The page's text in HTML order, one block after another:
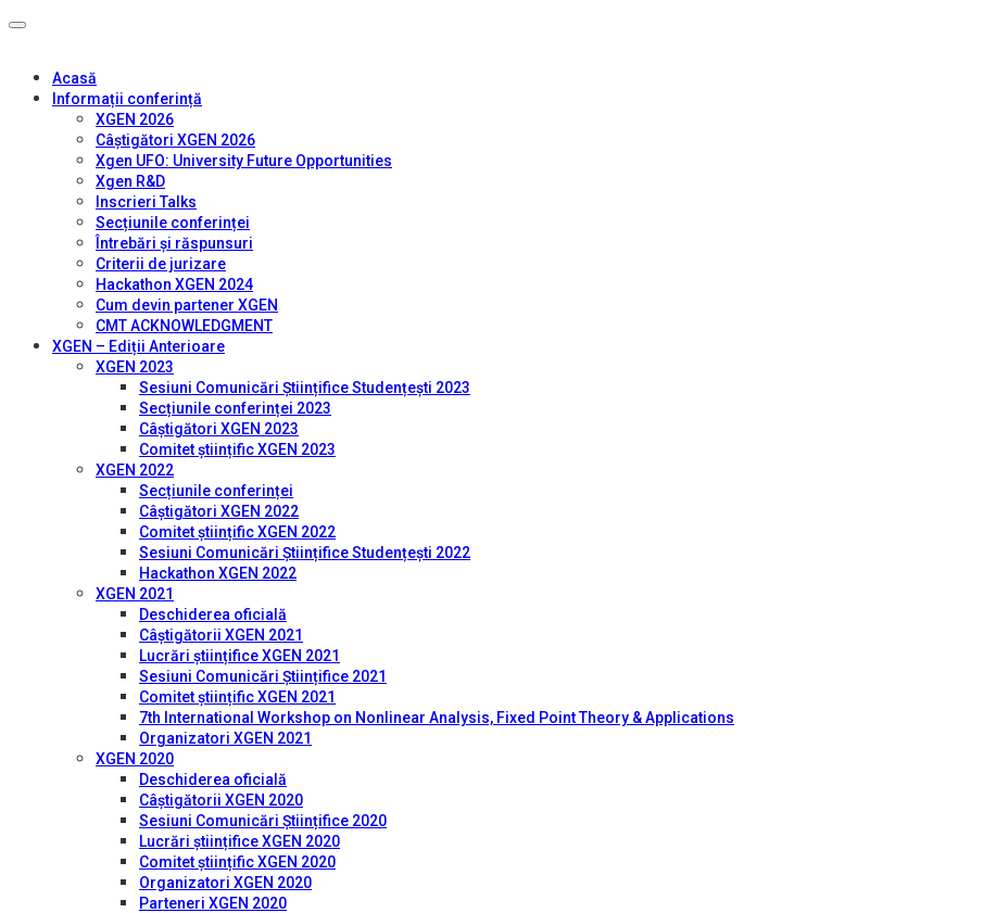
Acasă
Informații conferință
XGEN 2026
Câștigători XGEN 2026
Xgen UFO: University Future Opportunities
Xgen R&D
Inscrieri Talks
Secțiunile conferinței
Întrebări și răspunsuri
Criterii de jurizare
Hackathon XGEN 2024
Cum devin partener XGEN
CMT ACKNOWLEDGMENT
XGEN – Ediții Anterioare
XGEN 2023
Sesiuni Comunicări Științifice Studențești 2023
Secțiunile conferinței 2023
Câștigători XGEN 2023
Comitet științific XGEN 2023
XGEN 2022
Secțiunile conferinței
Câștigători XGEN 2022
Comitet științific XGEN 2022
Sesiuni Comunicări Științifice Studențești 2022
Hackathon XGEN 2022
XGEN 2021
Deschiderea oficială
Câștigătorii XGEN 2021
Lucrări științifice XGEN 2021
Sesiuni Comunicări Științifice 2021
Comitet științific XGEN 2021
7th International Workshop on Nonlinear Analysis, Fixed Point Theory & Applications
Organizatori XGEN 2021
XGEN 2020
Deschiderea oficială
Câștigătorii XGEN 2020
Sesiuni Comunicări Științifice 2020
Lucrări științifice XGEN 2020
Comitet științific XGEN 2020
Organizatori XGEN 2020
Parteneri XGEN 2020